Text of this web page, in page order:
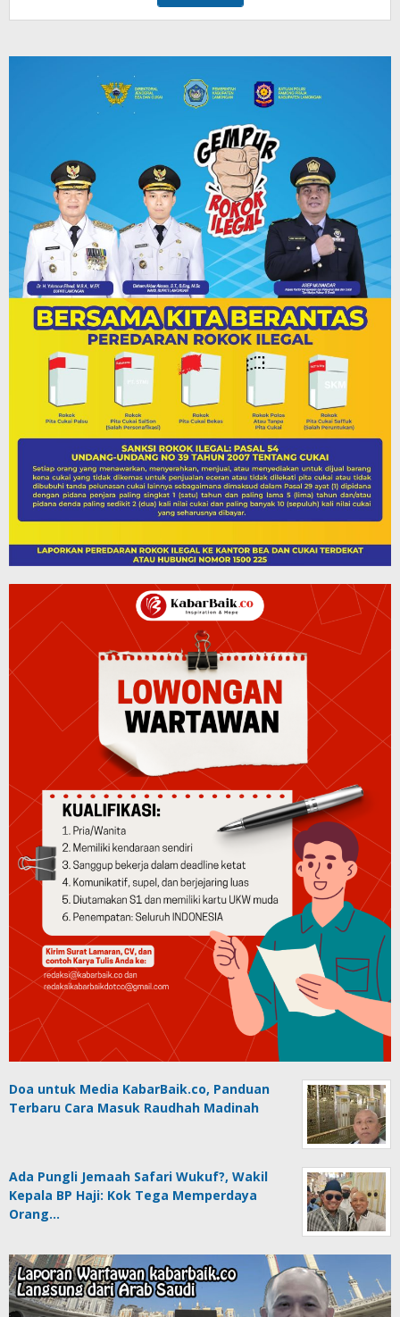
Doa untuk Media KabarBaik.co, Panduan
Terbaru Cara Masuk Raudhah Madinah
Ada Pungli Jemaah Safari Wukuf?, Wakil
Kepala BP Haji: Kok Tega Memperdaya
Orang…